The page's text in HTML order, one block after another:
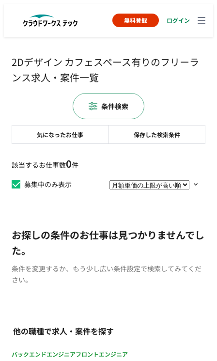
無料登録 ログイン
2Dデザイン カフェスペース有りのフリーラ
ンス求人・案件一覧
該当するお仕事数0件
募集中のみ表示
お探しの条件のお仕事は見つかりませんでし
た。
条件を変更するか、もう少し広い条件設定で検索してみてくだ
さい。
他の職種で求人・案件を探す
バックエンドエンジニアフロントエンジニア
気になったお仕事 保存した検索条件
条件検索